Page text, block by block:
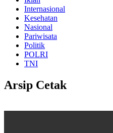
Internasional
Kesehatan
Nasional
Pariwisata
Politik
POLRI
TNI
Arsip Cetak